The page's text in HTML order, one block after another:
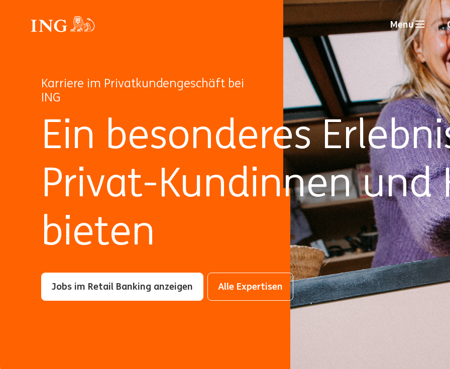
Menu
Karriere im Privatkundengeschäft bei
ING
Ein besonderes
Privat-Kundinnen und
bieten
Jobs im Retail Banking anzeigen Alle Expertisen